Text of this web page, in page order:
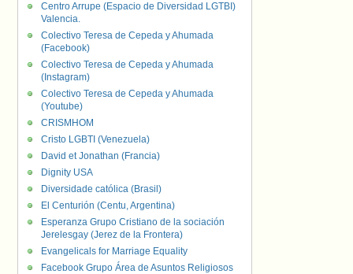
Centro Arrupe (Espacio de Diversidad LGTBI)
Valencia.
Colectivo Teresa de Cepeda y Ahumada
(Facebook)
Colectivo Teresa de Cepeda y Ahumada
(Instagram)
Colectivo Teresa de Cepeda y Ahumada
(Youtube)
CRISMHOM
Cristo LGBTI (Venezuela)
David et Jonathan (Francia)
Dignity USA
Diversidade católica (Brasil)
El Centurión (Centu, Argentina)
Esperanza Grupo Cristiano de la sociación
Jerelesgay (Jerez de la Frontera)
Evangelicals for Marriage Equality
Facebook Grupo Área de Asuntos Religiosos